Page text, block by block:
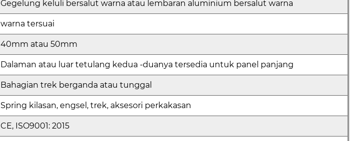
Gegelung keluli bersalut warna atau lembaran aluminium bersalut warna
warna tersuai
40mm atau 50mm
Dalaman atau luar tetulang kedua -duanya tersedia untuk panel panjang
Bahagian trek berganda atau tunggal
Spring kilasan, engsel, trek, aksesori perkakasan
CE, ISO9001: 2015